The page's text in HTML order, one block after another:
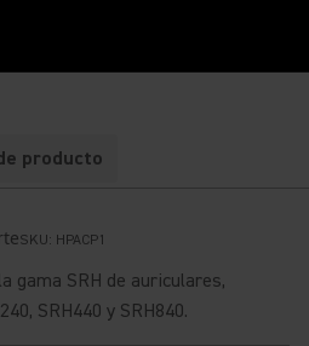
producto
SKU: HPACP1
gama SRH de auriculares,
SRH440 y SRH840.